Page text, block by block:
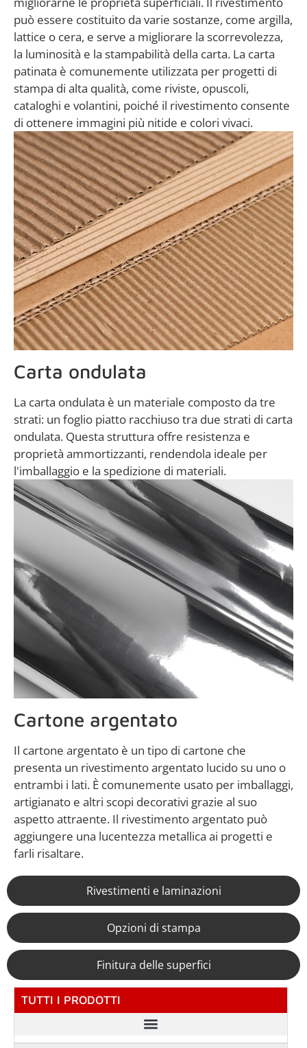
TUTTI I PRODOTTI
Rivestimenti e laminazioni
Opzioni di stampa
Finitura delle superfici
può essere costituito da varie sostanze, come argilla,
lattice o cera, e serve a migliorare la scorrevolezza,
la luminosità e la stampabilità della carta. La carta
patinata è comunemente utilizzata per progetti di
stampa di alta qualità, come riviste, opuscoli,
cataloghi e volantini, poiché il rivestimento consente
di ottenere immagini più nitide e colori vivaci.
Carta ondulata
La carta ondulata è un materiale composto da tre
strati: un foglio piatto racchiuso tra due strati di carta
ondulata. Questa struttura offre resistenza e
proprietà ammortizzanti, rendendola ideale per
l'imballaggio e la spedizione di materiali.
Cartone argentato
Il cartone argentato è un tipo di cartone che
presenta un rivestimento argentato lucido su uno o
entrambi i lati. È comunemente usato per imballaggi,
artigianato e altri scopi decorativi grazie al suo
aspetto attraente. Il rivestimento argentato può
aggiungere una lucentezza metallica ai progetti e
farli risaltare.